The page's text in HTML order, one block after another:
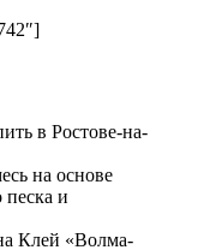
в Ростове-на-
на основе
и
Клей «Волма-